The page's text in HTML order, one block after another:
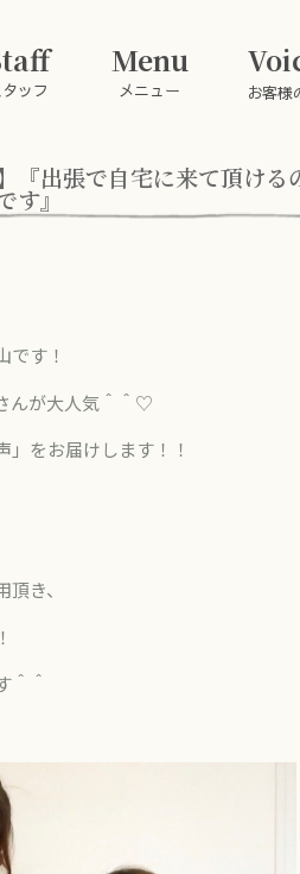
ッフ
Menu
メニュー お客様
『出張で自宅に来て頂け
す』
す！
んが大人気＾＾♡
」をお届けします！！
き、
＾＾